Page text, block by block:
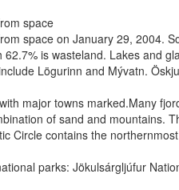
space
space on January 29, 2004.
62.7% is wasteland. Lakes and
Lögurinn and Mývatn.
major towns marked.Many
of sand and mountains.
Circle contains the
parks: Jökulsárgljúfur